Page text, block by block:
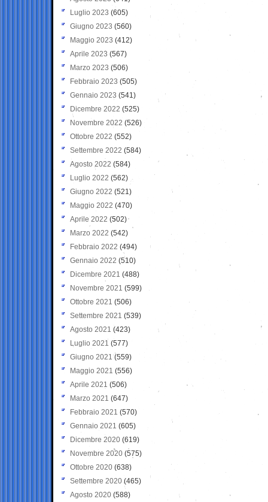
Luglio 2023 (605)
Giugno 2023 (560)
Maggio 2023 (412)
Aprile 2023 (567)
Marzo 2023 (506)
Febbraio 2023 (505)
Gennaio 2023 (541)
Dicembre 2022 (525)
Novembre 2022 (526)
Ottobre 2022 (552)
Settembre 2022 (584)
Agosto 2022 (584)
Luglio 2022 (562)
Giugno 2022 (521)
Maggio 2022 (470)
Aprile 2022 (502)
Marzo 2022 (542)
Febbraio 2022 (494)
Gennaio 2022 (510)
Dicembre 2021 (488)
Novembre 2021 (599)
Ottobre 2021 (506)
Settembre 2021 (539)
Agosto 2021 (423)
Luglio 2021 (577)
Giugno 2021(559)
Maggio 2021 (556)
Aprile 2021 (506)
Marzo 2021 (647)
Febbraio 2021 (570)
Gennaio 2021 (605)
Dicembre 2020 (619)
Novembre 2020 (575)
Ottobre 2020 (638)
Settembre 2020(465)
Agosto 2020 (588)